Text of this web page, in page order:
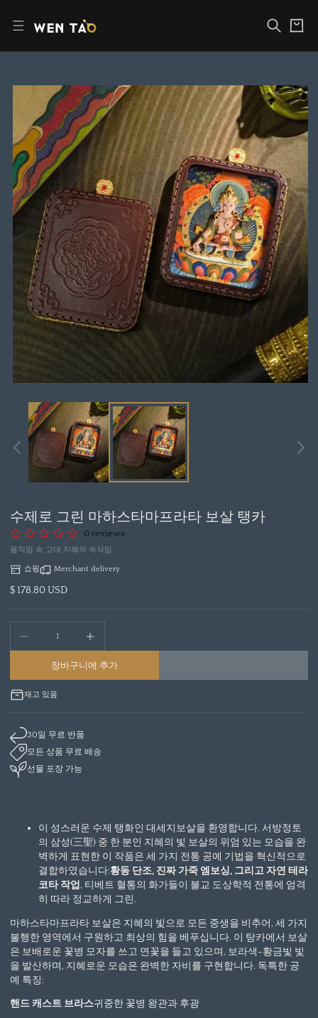
로
바
구
제
로
건
너
뛰
기
미
기
수제로 그린 마하스타마프라타 보살 탱카
0 reviews
움직임 속 고대 지혜의 속삭임
쇼핑 Merchant delivery
$ 178.80 USD
장바구니에 추가
재고 있음
30일 무료 반품
모든 상품 무료 배송
선물 포장 가능
이 성스러운 수제 탱화인 대세지보살을 환영합니다. 서방정토
의 삼성(三聖) 중 한 분인 지혜의 빛 보살의 위엄 있는 모습을 완
벽하게 표현한 이 작품은 세 가지 전통 공예 기법을 혁신적으로
결합하였습니다:황동 단조, 진짜 가죽 엠보싱, 그리고 자연 테라
코타 작업 , 티베트 혈통의 화가들이 불교 도상학적 전통에 엄격
히 따라 정교하게 그린.
마하스타마프라타 보살은 지혜의 빛으로 모든 중생을 비추어, 세 가지
불행한 영역에서 구원하고 최상의 힘을 베푸십니다. 이 탕카에서 보살
은 보배로운 꽃병 모자를 쓰고 연꽃을 들고 있으며, 보라색-황금빛 빛
을 발산하며, 지혜로운 모습은 완벽한 자비를 구현합니다. 독특한 공
예 특징:
핸드 캐스트 브라스귀중한 꽃병 왕관과 후광